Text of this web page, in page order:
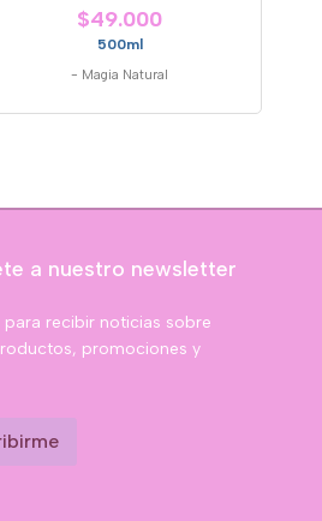
$49.000
500ml
- Magia Natural
a nuestro newsletter
para recibir noticias sobre
promociones y